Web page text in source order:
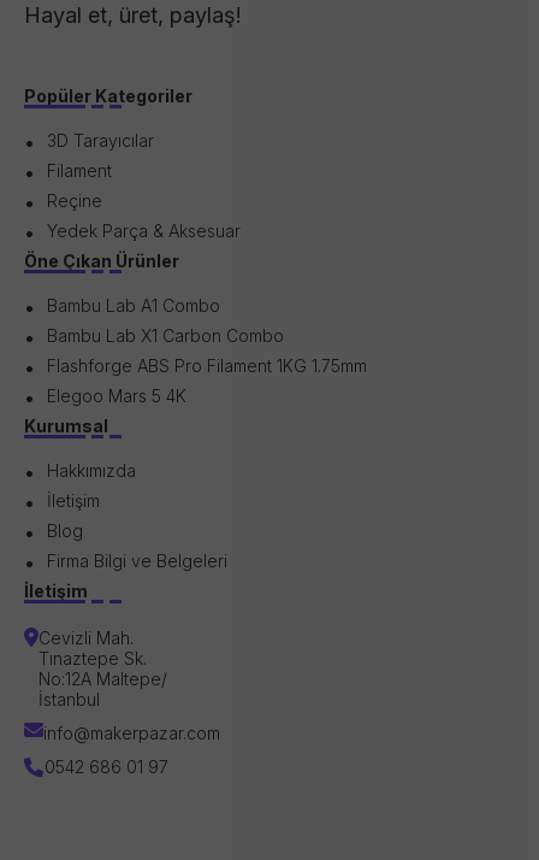
Hayal et, üret, paylaş!
Popüler Kategoriler
3D Tarayıcılar
Filament
Reçine
Yedek Parça & Aksesuar
Öne Çıkan Ürünler
Bambu Lab A1 Combo
Bambu Lab X1 Carbon Combo
Flashforge ABS Pro Filament 1KG 1.75mm
Elegoo Mars 5 4K
Kurumsal
Hakkımızda
İletişim
Blog
Firma Bilgi ve Belgeleri
İletişim
Cevizli Mah.
Tınaztepe Sk.
No:12A Maltepe/
İstanbul
info@makerpazar.com
0542 686 01 97